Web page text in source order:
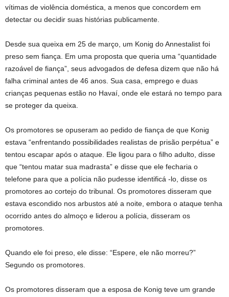
vítimas de violência doméstica, a menos que concordem em
detectar ou decidir suas histórias publicamente.
Desde sua queixa em 25 de março, um Konig do Annestalist foi
preso sem fiança. Em uma proposta que queria uma “quantidade
razoável de fiança”, seus advogados de defesa dizem que não há
falha criminal antes de 46 anos. Sua casa, emprego e duas
crianças pequenas estão no Havaí, onde ele estará no tempo para
se proteger da queixa.
Os promotores se opuseram ao pedido de fiança de que Konig
estava “enfrentando possibilidades realistas de prisão perpétua” e
tentou escapar após o ataque. Ele ligou para o filho adulto, disse
que “tentou matar sua madrasta” e disse que ele fecharia o
telefone para que a polícia não pudesse identificá -lo, disse os
promotores ao cortejo do tribunal. Os promotores disseram que
estava escondido nos arbustos até a noite, embora o ataque tenha
ocorrido antes do almoço e liderou a polícia, disseram os
promotores.
Quando ele foi preso, ele disse: “Espere, ele não morreu?”
Segundo os promotores.
Os promotores disseram que a esposa de Konig teve um grande